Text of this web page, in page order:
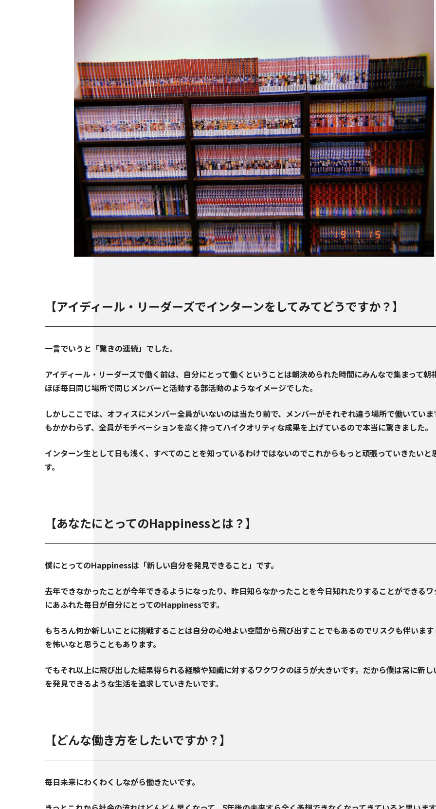
【アイディール・リーダーズでインターンをしてみてどうですか？】
一言でいうと「驚きの連続」でした。
アイディール・リーダーズで働く前は、自分にとって働くということは朝決められた時間にみんなで集まって朝
ほぼ毎日同じ場所で同じメンバーと活動する部活動のようなイメージでした。
しかしここでは、オフィスにメンバー全員がいないのは当たり前で、メンバーがそれぞれ違う場所で働いていま
もかかわらず、全員がモチベーションを高く持ってハイクオリティな成果を上げているので本当に驚きました。
インターン生として日も浅く、すべてのことを知っているわけではないのでこれからもっと頑張っていきたいと
す。
【あなたにとってのHappinessとは？】
僕にとってのHappinessは「新しい自分を発見できること」です。
去年できなかったことが今年できるようになったり、昨日知らなかったことを今日知れたりすることができる
にあふれた毎日が自分にとってのHappinessです。
もちろん何か新しいことに挑戦することは自分の心地よい空間から飛び出すことでもあるのでリスクも伴いま
を怖いなと思うこともあります。
でもそれ以上に飛び出した結果得られる経験や知識に対するワクワクのほうが大きいです。だから僕は常に新し
を発見できるような生活を追求していきたいです。
【どんな働き方をしたいですか？】
毎日未来にわくわくしながら働きたいです。